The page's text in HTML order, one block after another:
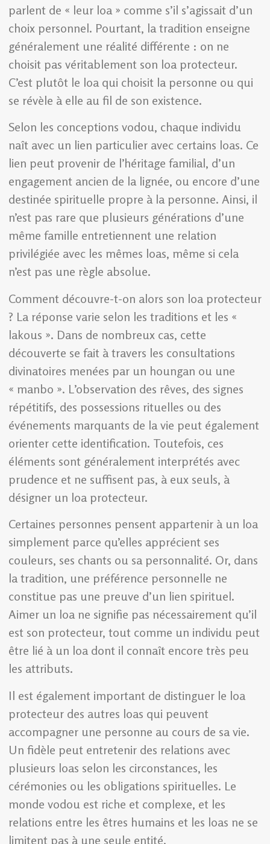
parlent de « leur loa » comme s’il s’agissait d’un
choix personnel. Pourtant, la tradition enseigne
généralement une réalité différente : on ne
choisit pas véritablement son loa protecteur.
C’est plutôt le loa qui choisit la personne ou qui
se révèle à elle au fil de son existence.
Selon les conceptions vodou, chaque individu
naît avec un lien particulier avec certains loas. Ce
lien peut provenir de l’héritage familial, d’un
engagement ancien de la lignée, ou encore d’une
destinée spirituelle propre à la personne. Ainsi, il
n’est pas rare que plusieurs générations d’une
même famille entretiennent une relation
privilégiée avec les mêmes loas, même si cela
n’est pas une règle absolue.
Comment découvre-t-on alors son loa protecteur
? La réponse varie selon les traditions et les «
lakous ». Dans de nombreux cas, cette
découverte se fait à travers les consultations
divinatoires menées par un houngan ou une
« manbo ». L’observation des rêves, des signes
répétitifs, des possessions rituelles ou des
événements marquants de la vie peut également
orienter cette identification. Toutefois, ces
éléments sont généralement interprétés avec
prudence et ne suffisent pas, à eux seuls, à
désigner un loa protecteur.
Certaines personnes pensent appartenir à un loa
simplement parce qu’elles apprécient ses
couleurs, ses chants ou sa personnalité. Or, dans
la tradition, une préférence personnelle ne
constitue pas une preuve d’un lien spirituel.
Aimer un loa ne signifie pas nécessairement qu’il
est son protecteur, tout comme un individu peut
être lié à un loa dont il connaît encore très peu
les attributs.
Il est également important de distinguer le loa
protecteur des autres loas qui peuvent
accompagner une personne au cours de sa vie.
Un fidèle peut entretenir des relations avec
plusieurs loas selon les circonstances, les
cérémonies ou les obligations spirituelles. Le
monde vodou est riche et complexe, et les
relations entre les êtres humains et les loas ne se
limitent pas à une seule entité.